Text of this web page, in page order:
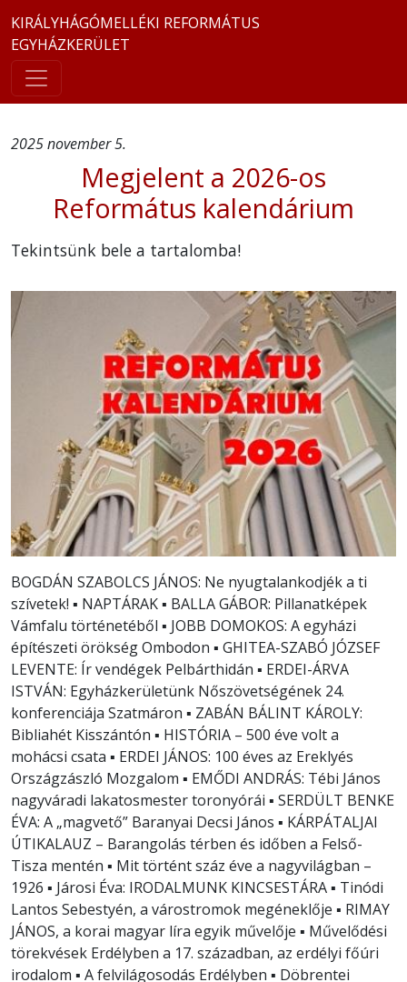
KIRÁLYHÁGÓMELLÉKI REFORMÁTUS
EGYHÁZKERÜLET
2025 november 5.
Megjelent a 2026-os
Református kalendárium
Tekintsünk bele a tartalomba!
BOGDÁN SZABOLCS JÁNOS: Ne nyugtalankodjék a ti
szívetek! ▪ NAPTÁRAK ▪ BALLA GÁBOR: Pillanatképek
Vámfalu történetéből ▪ JOBB DOMOKOS: A egyházi
építészeti örökség Ombodon ▪ GHITEA-SZABÓ JÓZSEF
LEVENTE: Ír vendégek Pelbárthidán ▪ ERDEI-ÁRVA
ISTVÁN: Egyházkerületünk Nőszövetségének 24.
konferenciája Szatmáron ▪ ZABÁN BÁLINT KÁROLY:
Bibliahét Kisszántón ▪ HISTÓRIA – 500 éve volt a
mohácsi csata ▪ ERDEI JÁNOS: 100 éves az Ereklyés
Országzászló Mozgalom ▪ EMŐDI ANDRÁS: Tébi János
nagyváradi lakatosmester toronyórái ▪ SERDÜLT BENKE
ÉVA: A „magvető” Baranyai Decsi János ▪ KÁRPÁTALJAI
ÚTIKALAUZ – Barangolás térben és időben a Felső-
Tisza mentén ▪ Mit történt száz éve a nagyvilágban –
1926 ▪ Járosi Éva: IRODALMUNK KINCSESTÁRA ▪ Tinódi
Lantos Sebestyén, a várostromok megéneklője ▪ RIMAY
JÁNOS, a korai magyar líra egyik művelője ▪ Művelődési
törekvések Erdélyben a 17. században, az erdélyi főúri
irodalom ▪ A felvilágosodás Erdélyben ▪ Döbrentei